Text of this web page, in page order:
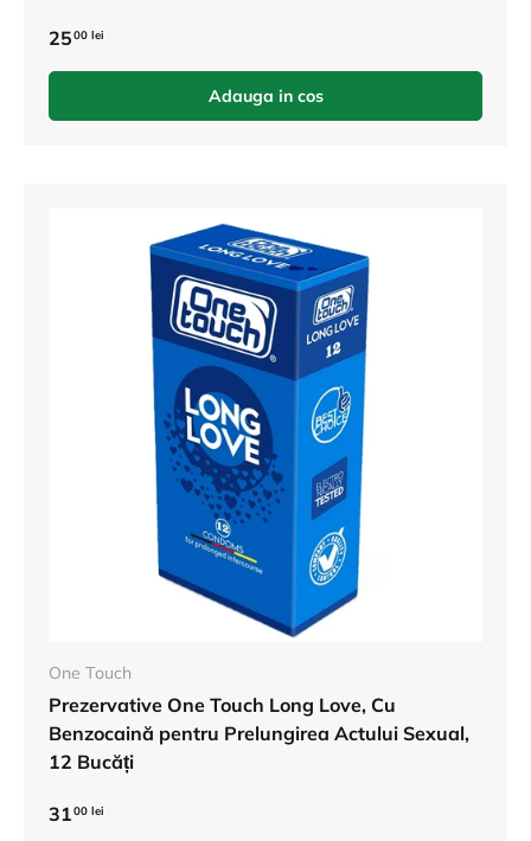
2500 lei
Adauga in cos
One Touch
Prezervative One Touch Long Love, Cu
Benzocaină pentru Prelungirea Actului Sexual,
12 Bucăți
3100 lei